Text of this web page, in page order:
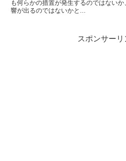
も何らかの措置が発生するのではない
響が出るのではないかと...
スポンサーリ